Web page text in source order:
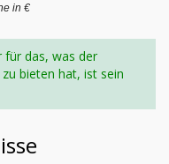
in €
für das, was der
bieten hat, ist sein